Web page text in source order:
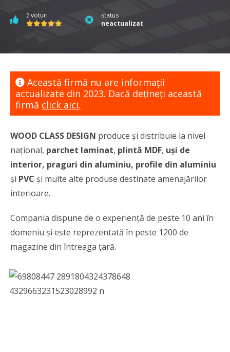
2 voturi
status
neactualizat
Această firmă nu are informaţii
actualizate din 2023. Dacă dețineți această
firmă click aici.
WOOD CLASS DESIGN produce și distribuie la nivel
național, parchet laminat, plintă MDF, uși de
interior, praguri din aluminiu, profile din aluminiu
și PVC și multe alte produse destinate amenajărilor
interioare.
Compania dispune de o experiență de peste 10 ani în
domeniu și este reprezentată în peste 1200 de
magazine din întreaga țară.